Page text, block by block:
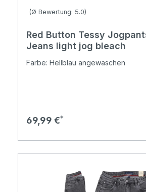
Durchschnittliche Bewertung von
(Ø Bewertung: 5.0)
Red Button Tessy
Jeans light jog bleach
Farbe: Hellblau angewaschen
Regulärer Preis:
69,99 €